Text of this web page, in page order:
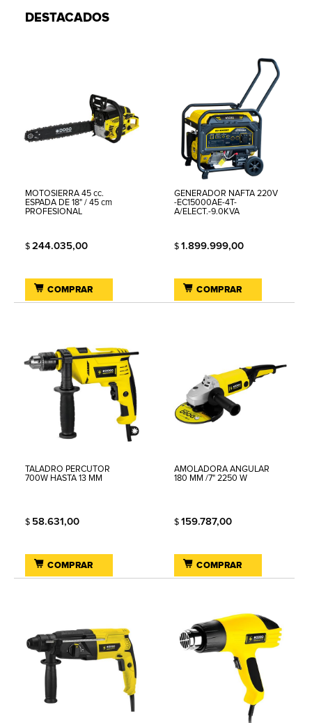
DESTACADOS
MOTOSIERRA 45 cc.
ESPADA DE 18" / 45 cm
PROFESIONAL
$ 244.035,00
COMPRAR
GENERADOR NAFTA 220V
-EC15000AE-4T-
A/ELECT.-9.0KVA
$ 1.899.999,00
COMPRAR
TALADRO PERCUTOR
700W HASTA 13 MM
$ 58.631,00
COMPRAR
AMOLADORA ANGULAR
180 MM /7" 2250 W
$ 159.787,00
COMPRAR